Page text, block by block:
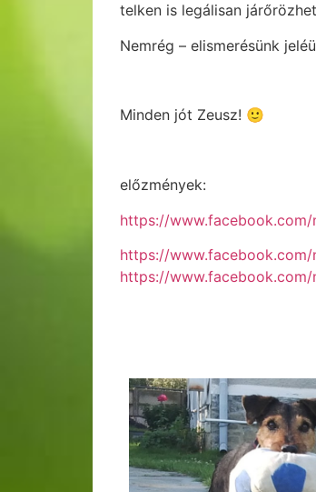
telken is legálisan
Nemrég – elismerésünk
Minden jót Zeusz! 🙂
előzmények:
https://www.facebook.com/
https://
https://www.facebook.com/